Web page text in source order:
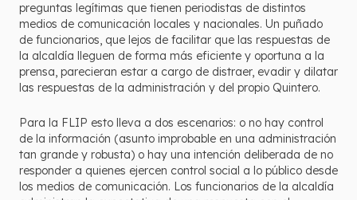
preguntas legítimas que tienen periodistas de distintos
medios de comunicación locales y nacionales. Un puñado
de funcionarios, que lejos de facilitar que las respuestas de
la alcaldía lleguen de forma más eficiente y oportuna a la
prensa, parecieran estar a cargo de distraer, evadir y dilatar
las respuestas de la administración y del propio Quintero.
Para la FLIP esto lleva a dos escenarios: o no hay control
de la información (asunto improbable en una administración
tan grande y robusta) o hay una intención deliberada de no
responder a quienes ejercen control social a lo público desde
los medios de comunicación. Los funcionarios de la alcaldía